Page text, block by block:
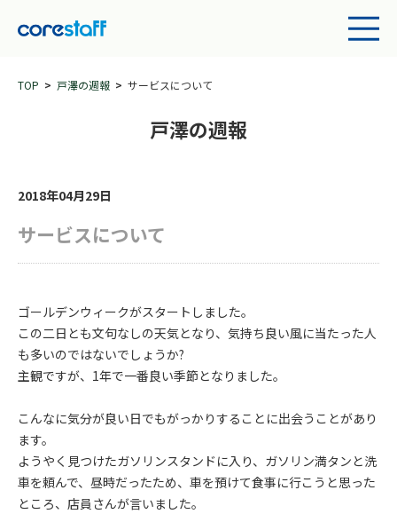
TOP 戸澤の週報 サービスについて
戸澤の週報
2018年04月29日
サービスについて
ゴールデンウィークがスタートしました。
この二日とも文句なしの天気となり、気持ち良い風に当たった人
も多いのではないでしょうか?
主観ですが、1年で一番良い季節となりました。
こんなに気分が良い日でもがっかりすることに出会うことがあり
ます。
ようやく見つけたガソリンスタンドに入り、ガソリン満タンと洗
車を頼んで、昼時だったため、車を預けて食事に行こうと思った
ところ、店員さんが言いました。